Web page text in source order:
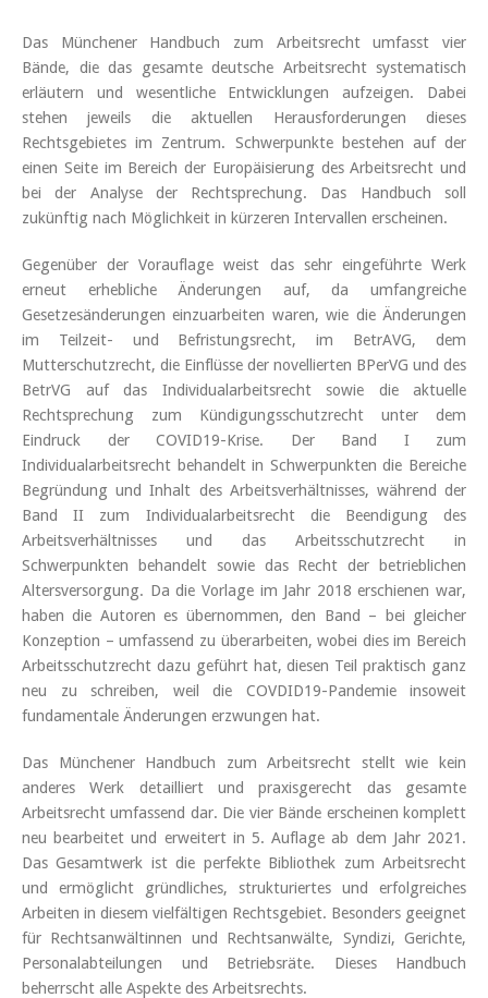
Das Münchener Handbuch zum Arbeitsrecht umfasst vier
Bände, die das gesamte deutsche Arbeitsrecht systematisch
erläutern und wesentliche Entwicklungen aufzeigen. Dabei
stehen jeweils die aktuellen Herausforderungen dieses
Rechtsgebietes im Zentrum. Schwerpunkte bestehen auf der
einen Seite im Bereich der Europäisierung des Arbeitsrecht und
bei der Analyse der Rechtsprechung. Das Handbuch soll
zukünftig nach Möglichkeit in kürzeren Intervallen erscheinen.
Gegenüber der Vorauflage weist das sehr eingeführte Werk
erneut erhebliche Änderungen auf, da umfangreiche
Gesetzesänderungen einzuarbeiten waren, wie die Änderungen
im Teilzeit- und Befristungsrecht, im BetrAVG, dem
Mutterschutzrecht, die Einflüsse der novellierten BPerVG und des
BetrVG auf das Individualarbeitsrecht sowie die aktuelle
Rechtsprechung zum Kündigungsschutzrecht unter dem
Eindruck der COVID19-Krise. Der Band I zum
Individualarbeitsrecht behandelt in Schwerpunkten die Bereiche
Begründung und Inhalt des Arbeitsverhältnisses, während der
Band II zum Individualarbeitsrecht die Beendigung des
Arbeitsverhältnisses und das Arbeitsschutzrecht in
Schwerpunkten behandelt sowie das Recht der betrieblichen
Altersversorgung. Da die Vorlage im Jahr 2018 erschienen war,
haben die Autoren es übernommen, den Band – bei gleicher
Konzeption – umfassend zu überarbeiten, wobei dies im Bereich
Arbeitsschutzrecht dazu geführt hat, diesen Teil praktisch ganz
neu zu schreiben, weil die COVDID19-Pandemie insoweit
fundamentale Änderungen erzwungen hat.
Das Münchener Handbuch zum Arbeitsrecht stellt wie kein
anderes Werk detailliert und praxisgerecht das gesamte
Arbeitsrecht umfassend dar. Die vier Bände erscheinen komplett
neu bearbeitet und erweitert in 5. Auflage ab dem Jahr 2021.
Das Gesamtwerk ist die perfekte Bibliothek zum Arbeitsrecht
und ermöglicht gründliches, strukturiertes und erfolgreiches
Arbeiten in diesem vielfältigen Rechtsgebiet. Besonders geeignet
für Rechtsanwältinnen und Rechtsanwälte, Syndizi, Gerichte,
Personalabteilungen und Betriebsräte. Dieses Handbuch
beherrscht alle Aspekte des Arbeitsrechts.